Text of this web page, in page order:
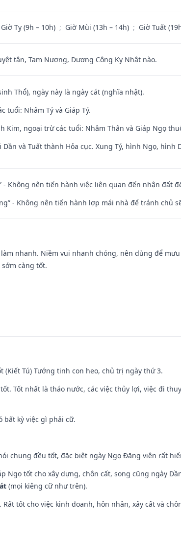
Giờ Tỵ (9h – 10h) ; Giờ Mùi (13h – 14h) ; Giờ Tuất
tận, Tam Nương, Dương Công Kỵ Nhật nào.
Thổ), ngày này là ngày cát (nghĩa nhật).
tuổi: Nhâm Tý và Giáp Tý.
Kim, ngoại trừ các tuổi: Nhâm Thân và Giáp Ngọ
và Tuất thành Hỏa cục. Xung Tý, hình Ngọ, hình
- Không nên tiến hành việc liên quan đến nhận đất
- Không nên tiến hành lợp mái nhà để tránh chủ
nhanh. Niềm vui nhanh chóng, nên dùng để
càng tốt.
(Kiết Tú) Tướng tinh con heo, chủ trị ngày thứ 3.
Tốt nhất là tháo nước, các việc thủy lợi, việc đi
bất kỳ việc gì phải cữ.
chung đều tốt, đặc biệt ngày Ngọ Đăng viên rất
Ngọ tốt cho xây dựng, chôn cất, song cũng ngày
(mọi kiêng cữ như trên).
tốt cho việc kinh doanh, hôn nhân, xây cất và